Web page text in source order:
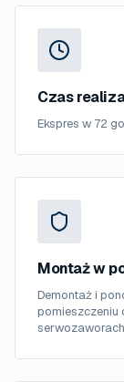
Czas
Ekspres w 72
Montaż w
Demontaż i